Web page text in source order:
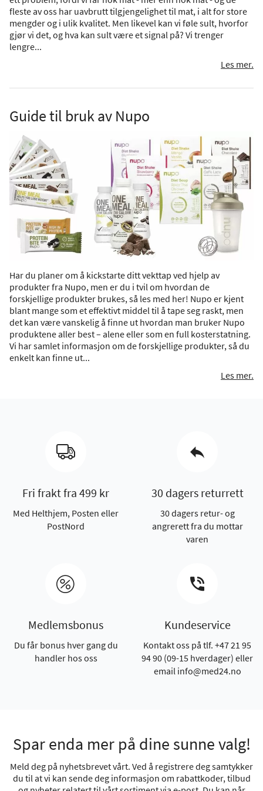
fleste av oss har uavbrutt tilgjengelighet til mat, i alt for store
mengder og i ulik kvalitet. Men likevel kan vi føle sult, hvorfor
gjør vi det, og hva kan sult være et signal på? Vi trenger
lengre...
Les mer.
Guide til bruk av Nupo
Har du planer om å kickstarte ditt vekttap ved hjelp av
produkter fra Nupo, men er du i tvil om hvordan de
forskjellige produkter brukes, så les med her! Nupo er kjent
blant mange som et effektivt middel til å tape seg raskt, men
det kan være vanskelig å finne ut hvordan man bruker Nupo
produktene aller best – alene eller som en full kosterstatning.
Vi har samlet informasjon om de forskjellige produkter, så du
enkelt kan finne ut...
Les mer.
Fri frakt fra 499 kr
Med Helthjem, Posten eller
PostNord
30 dagers returrett
30 dagers retur- og
angrerett fra du mottar
varen
Medlemsbonus
Du får bonus hver gang du
handler hos oss
Kundeservice
Kontakt oss på tlf. +47 21 95
94 90 (09-15 hverdager) eller
email info@med24.no
Spar enda mer på dine sunne valg!
Meld deg på nyhetsbrevet vårt. Ved å registrere deg samtykker
du til at vi kan sende deg informasjon om rabattkoder, tilbud